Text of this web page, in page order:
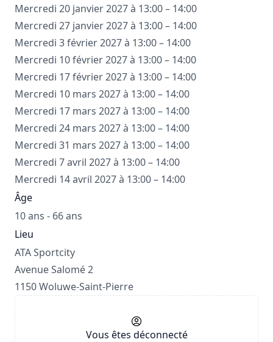
Mercredi 20 janvier 2027 à 13:00 – 14:00
Mercredi 27 janvier 2027 à 13:00 – 14:00
Mercredi 3 février 2027 à 13:00 – 14:00
Mercredi 10 février 2027 à 13:00 – 14:00
Mercredi 17 février 2027 à 13:00 – 14:00
Mercredi 10 mars 2027 à 13:00 – 14:00
Mercredi 17 mars 2027 à 13:00 – 14:00
Mercredi 24 mars 2027 à 13:00 – 14:00
Mercredi 31 mars 2027 à 13:00 – 14:00
Mercredi 7 avril 2027 à 13:00 – 14:00
Mercredi 14 avril 2027 à 13:00 – 14:00
Âge
10 ans - 66 ans
Lieu
ATA Sportcity
Avenue Salomé 2
1150 Woluwe-Saint-Pierre
Vous êtes déconnecté